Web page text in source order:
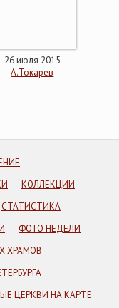
26 июля 2015
А.Токарев
КОЛЛЕКЦИИ
СТАТИСТИКА
ФОТО НЕДЕЛИ
ХРАМОВ
ЦЕРКВИ НА КАРТЕ